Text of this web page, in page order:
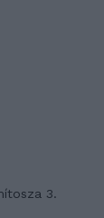
3.